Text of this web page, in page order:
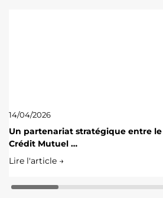
14/04/2026
Un partenariat stratégique entre le
Crédit Mutuel …
Lire l'article →